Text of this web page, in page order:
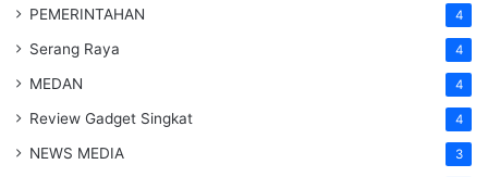
PEMERINTAHAN 4
Serang Raya 4
MEDAN 4
Review Gadget Singkat 4
NEWS MEDIA 3